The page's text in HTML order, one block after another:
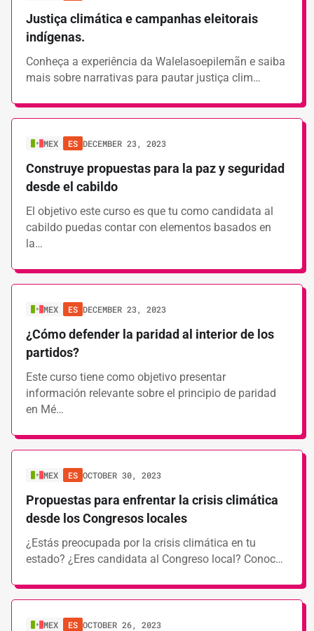
Justiça climática e campanhas eleitorais
indígenas.
Conheça a experiência da Walelasoepilemãn e saiba
mais sobre narrativas para pautar justiça clim…
MEX ES DECEMBER 23, 2023
Construye propuestas para la paz y seguridad
desde el cabildo
El objetivo este curso es que tu como candidata al
cabildo puedas contar con elementos basados en
la…
MEX ES DECEMBER 23, 2023
¿Cómo defender la paridad al interior de los
partidos?
Este curso tiene como objetivo presentar
información relevante sobre el principio de paridad
en Mé…
MEX ES OCTOBER 30, 2023
Propuestas para enfrentar la crisis climática
desde los Congresos locales
¿Estás preocupada por la crisis climática en tu
estado? ¿Eres candidata al Congreso local? Conoc…
MEX ES OCTOBER 26, 2023